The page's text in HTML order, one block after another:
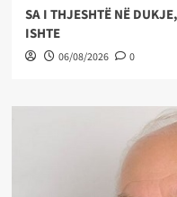
SA I THJESHTË NË
ISHTE
06/08/2026 0